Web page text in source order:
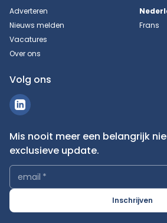
Adverteren
Nieuws melden
Vacatures
Over ons
Frans
Volg ons
Mis nooit meer een belangrijk
exclusieve update.
email *
Inschrijven